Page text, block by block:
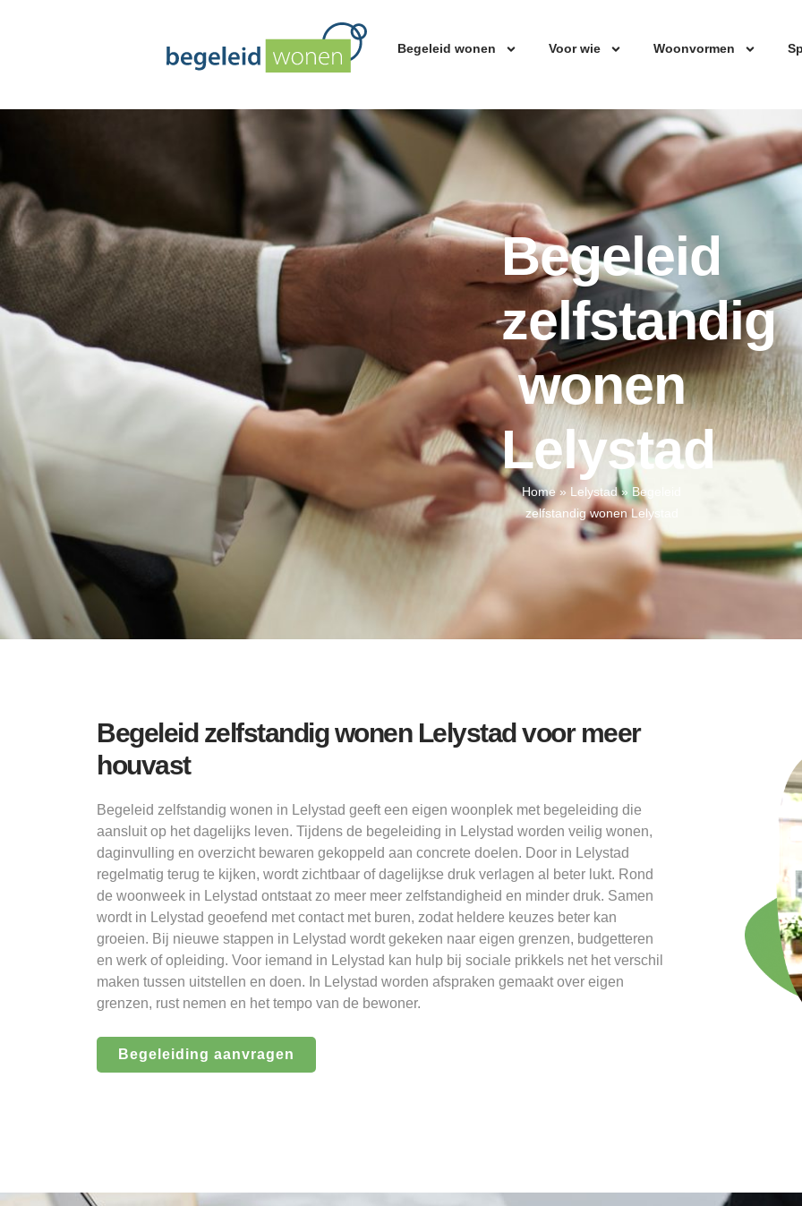
Begeleid wonen Voor wie Woonvormen
Begeleid
zelfstandig
wonen
Lelystad
Home» Lelystad» Begeleid
zelfstandig wonen Lelystad
Begeleid zelfstandig wonen Lelystad voor meer
houvast
Begeleid zelfstandig wonen in Lelystad geeft een eigen woonplek met begeleiding die
aansluit op het dagelijks leven. Tijdens de begeleiding in Lelystad worden veilig wonen,
daginvulling en overzicht bewaren gekoppeld aan concrete doelen. Door in Lelystad
regelmatig terug te kijken, wordt zichtbaar of dagelijkse druk verlagen al beter lukt. Rond
de woonweek in Lelystad ontstaat zo meer meer zelfstandigheid en minder druk. Samen
wordt in Lelystad geoefend met contact met buren, zodat heldere keuzes beter kan
groeien. Bij nieuwe stappen in Lelystad wordt gekeken naar eigen grenzen, budgetteren
en werk of opleiding. Voor iemand in Lelystad kan hulp bij sociale prikkels net het verschil
maken tussen uitstellen en doen. In Lelystad worden afspraken gemaakt over eigen
grenzen, rust nemen en het tempo van de bewoner.
Begeleiding aanvragen